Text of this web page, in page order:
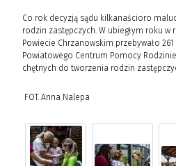
Co rok decyzją sądu kilkanaścioro
rodzin zastępczych. W ubiegłym roku w
Powiecie Chrzanowskim przebywało
Powiatowego Centrum Pomocy
chętnych do tworzenia rodzin
FOT. Anna Nalepa